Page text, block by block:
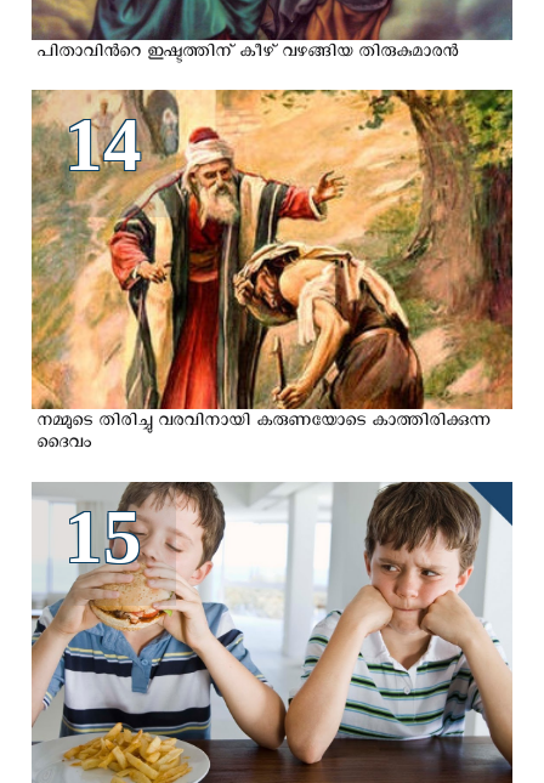
പിതാവിന്‍റെ ഇഷ്ടത്തിന് കീഴ് വഴങ്ങിയ തിരുകുമാരന്‍
14
നമ്മുടെ തിരിച്ചു വരവിനായി കരുണയോടെ കാത്തിരിക്കുന്ന
ദൈവം
15